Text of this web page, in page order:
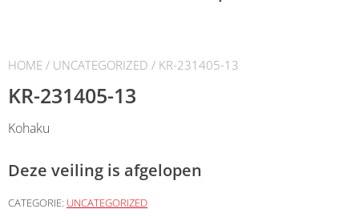
HOME / UNCATEGORIZED / KR-231405-13
KR-231405-13
Kohaku
Deze veiling is afgelopen
CATEGORIE: UNCATEGORIZED